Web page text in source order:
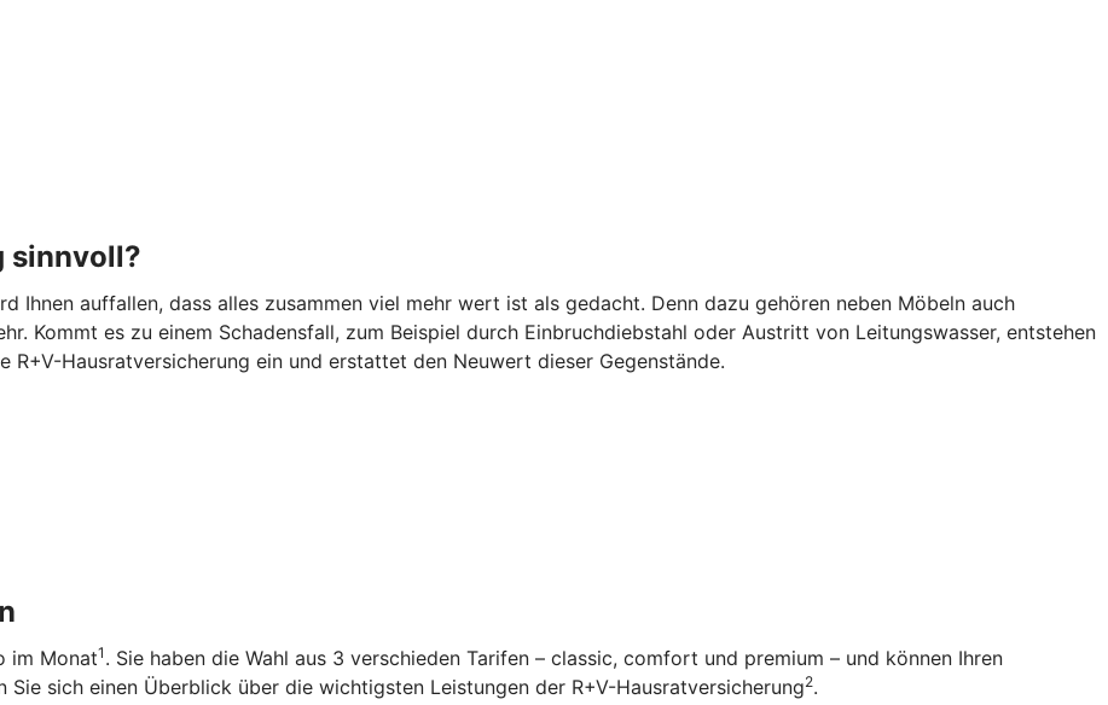
sinnvoll?
Ihnen auffallen, dass alles zusammen viel mehr wert ist als gedacht. Denn dazu gehören neben Möbeln auch
Kommt es zu einem Schadensfall, zum Beispiel durch Einbruchdiebstahl oder Austritt von Leitungswasser, entstehen
R+V-Hausratversicherung ein und erstattet den Neuwert dieser Gegenstände.
im Monat1 . Sie haben die Wahl aus 3 verschieden Tarifen – classic, comfort und premium – und können Ihren
sich einen Überblick über die wichtigsten Leistungen der R+V-Hausratversicherung2.